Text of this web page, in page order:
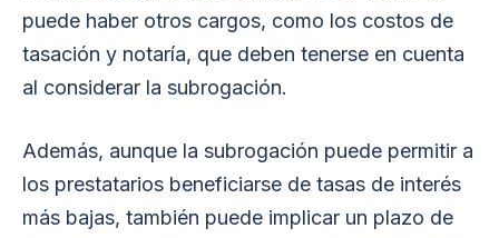
puede haber otros cargos, como los costos de
tasación y notaría, que deben tenerse en cuenta
al considerar la subrogación.
Además, aunque la subrogación puede permitir a
los prestatarios beneficiarse de tasas de interés
más bajas, también puede implicar un plazo de